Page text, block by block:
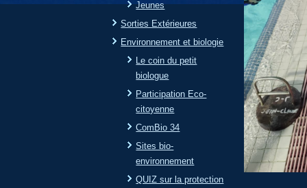
Jeunes
Sorties Extérieures
Environnement et biologie
Le coin du petit
biologue
Participation Eco-
citoyenne
ComBio 34
Sites bio-
environnement
QUIZ sur la protection